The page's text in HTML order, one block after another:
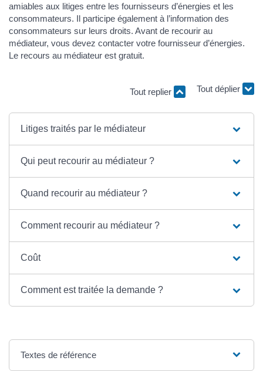
amiables aux litiges entre les fournisseurs d’énergies et les
consommateurs. Il participe également à l’information des
consommateurs sur leurs droits. Avant de recourir au
médiateur, vous devez contacter votre fournisseur d’énergies.
Le recours au médiateur est gratuit.
Tout replier Tout déplier
Litiges traités par le médiateur
Qui peut recourir au médiateur ?
Quand recourir au médiateur ?
Comment recourir au médiateur ?
Coût
Comment est traitée la demande ?
Textes de référence